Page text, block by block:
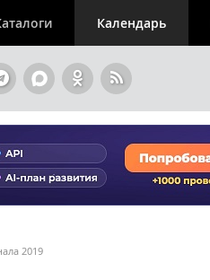
Календарь
2019